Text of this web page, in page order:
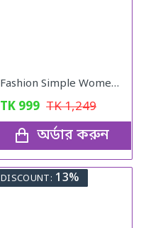
Fashion Simple Women Watches With Bracelet Set Quartz Wristwatch Shiny Stone Red Colour
TK 999 TK1,249
অর্ডার করুন
DISCOUNT: 13%